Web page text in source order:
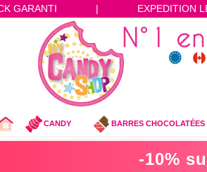
GARANTI | EXPEDITION
CANDY BARRES CHOCOLATÉES
-10%